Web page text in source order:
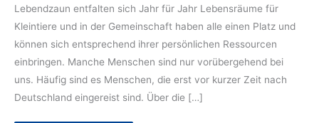
Lebendzaun entfalten sich Jahr für Jahr Lebensräume für
Kleintiere und in der Gemeinschaft haben alle einen Platz und
können sich entsprechend ihrer persönlichen Ressourcen
einbringen. Manche Menschen sind nur vorübergehend bei
uns. Häufig sind es Menschen, die erst vor kurzer Zeit nach
Deutschland eingereist sind. Über die […]